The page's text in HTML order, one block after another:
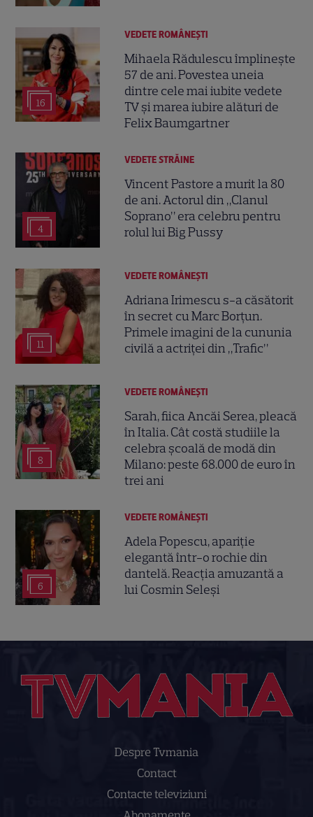
16
VEDETE ROMÂNEŞTI
Mihaela Rădulescu împlinește
57 de ani. Povestea uneia
dintre cele mai iubite vedete
TV și marea iubire alături de
Felix Baumgartner
4
VEDETE STRĂINE
Vincent Pastore a murit la 80
de ani. Actorul din „Clanul
Soprano” era celebru pentru
rolul lui Big Pussy
11
VEDETE ROMÂNEŞTI
Adriana Irimescu s-a căsătorit
în secret cu Marc Borțun.
Primele imagini de la cununia
civilă a actriței din „Trafic”
8
VEDETE ROMÂNEŞTI
Sarah, fiica Ancăi Serea, pleacă
în Italia. Cât costă studiile la
celebra școală de modă din
Milano: peste 68.000 de euro în
trei ani
6
VEDETE ROMÂNEŞTI
Adela Popescu, apariție
elegantă într-o rochie din
dantelă. Reacția amuzantă a
lui Cosmin Seleși
Despre Tvmania
Contact
Contacte televiziuni